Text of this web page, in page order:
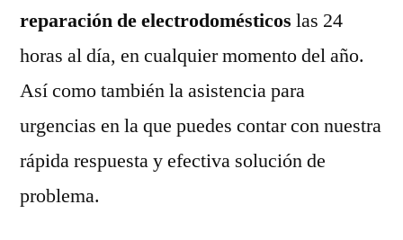
reparación de electrodomésticos las 24
horas al día, en cualquier momento del año.
Así como también la asistencia para
urgencias en la que puedes contar con nuestra
rápida respuesta y efectiva solución de
problema.